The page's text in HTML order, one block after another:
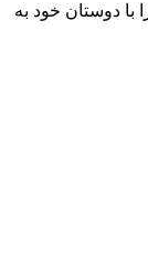
با دوستان خود به